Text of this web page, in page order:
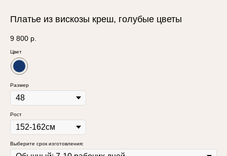
Платье из вискозы креш, голубые цветы
9 800 р.
Цвет
Размер
Рост
Выберите срок изготовления: